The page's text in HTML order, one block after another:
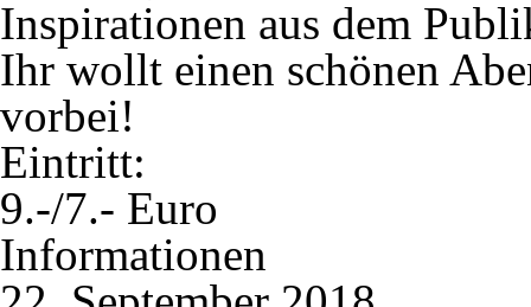
Inspirationen aus dem
Ihr wollt einen schönen
vorbei!
Eintritt:
9.-/7.- Euro
Informationen